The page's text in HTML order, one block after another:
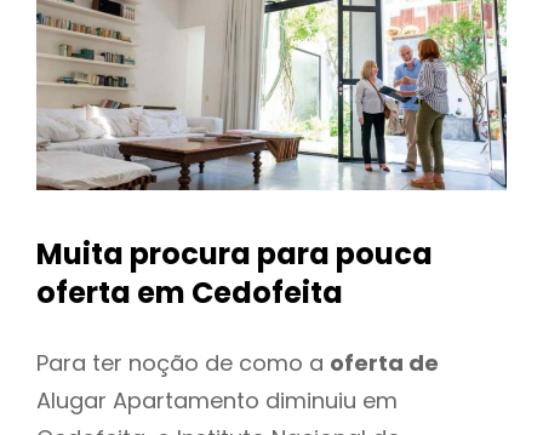
Muita procura para pouca
oferta em Cedofeita
Para ter noção de como a oferta de
Alugar Apartamento diminuiu em